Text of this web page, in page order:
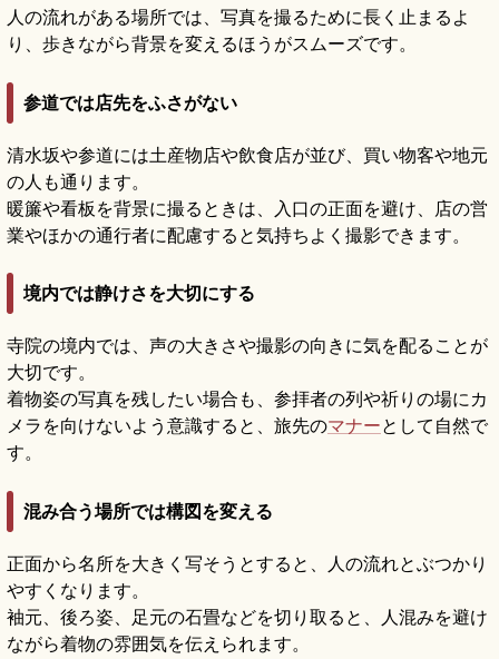
人の流れがある場所では、写真を撮るために長く止まるよ
り、歩きながら背景を変えるほうがスムーズです。
参道では店先をふさがない
清水坂や参道には土産物店や飲食店が並び、買い物客や地元
の人も通ります。
暖簾や看板を背景に撮るときは、入口の正面を避け、店の営
業やほかの通行者に配慮すると気持ちよく撮影できます。
境内では静けさを大切にする
寺院の境内では、声の大きさや撮影の向きに気を配ることが
大切です。
着物姿の写真を残したい場合も、参拝者の列や祈りの場にカ
メラを向けないよう意識すると、旅先のマナーとして自然で
す。
混み合う場所では構図を変える
正面から名所を大きく写そうとすると、人の流れとぶつかり
やすくなります。
袖元、後ろ姿、足元の石畳などを切り取ると、人混みを避け
ながら着物の雰囲気を伝えられます。